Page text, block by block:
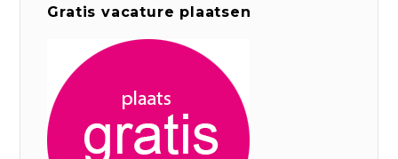
Gratis vacature plaatsen